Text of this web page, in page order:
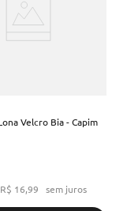
Velcro Bia - Capim
R$ 16,99 sem juros